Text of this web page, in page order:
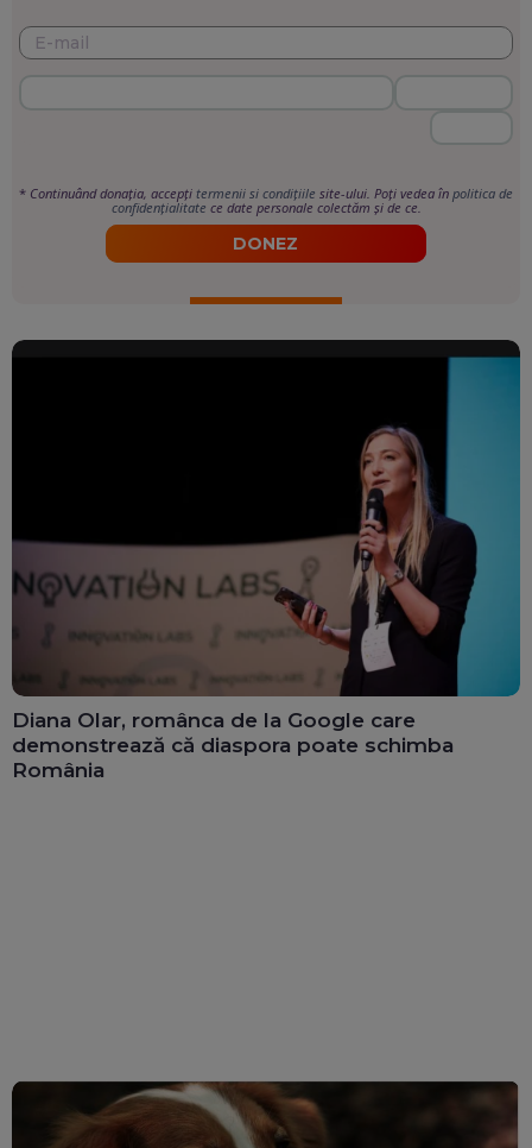
* Continuând donația, accepți termenii si condițiile site-ului. Poți vedea în politica de
confidențialitate ce date personale colectăm și de ce.
DONEZ
Diana Olar, românca de la Google care
demonstrează că diaspora poate schimba
România